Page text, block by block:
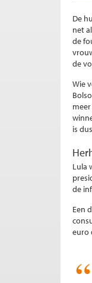
De
net
de
de
Wie
is
Lula
de
Een
euro